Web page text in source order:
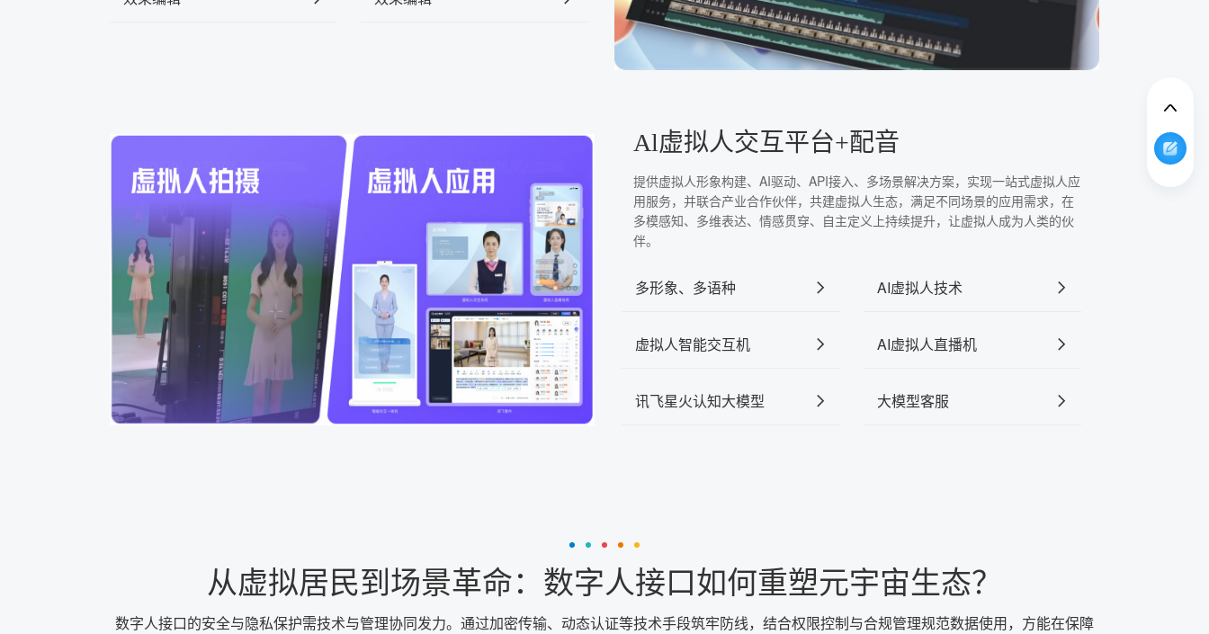
Al虚拟人交互平台+配音
提供虚拟人形象构建、AI驱动、API接入、多场景解决方案，实现一站式虚拟人应
用服务，并联合产业合作伙伴，共建虚拟人生态，满足不同场景的应用需求，在
多模感知、多维表达、情感贯穿、自主定义上持续提升，让虚拟人成为人类的伙
伴。
多形象、多语种 AI虚拟人技术
虚拟人智能交互机 AI虚拟人直播机
讯飞星火认知大模型 大模型客服
从虚拟居民到场景革命：数字人接口如何重塑元宇宙生态？
数字人接口的安全与隐私保护需技术与管理协同发力。通过加密传输、动态认证等技术手段筑牢防线，结合权限控制与合规管理规范数据使用，方能在保障